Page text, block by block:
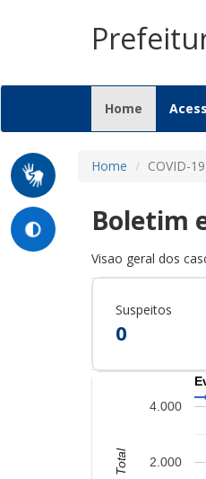
Home (current)
Home COVID-19
Boletim
Visao geral dos
Suspeitos
0
2.000
4.000
Total